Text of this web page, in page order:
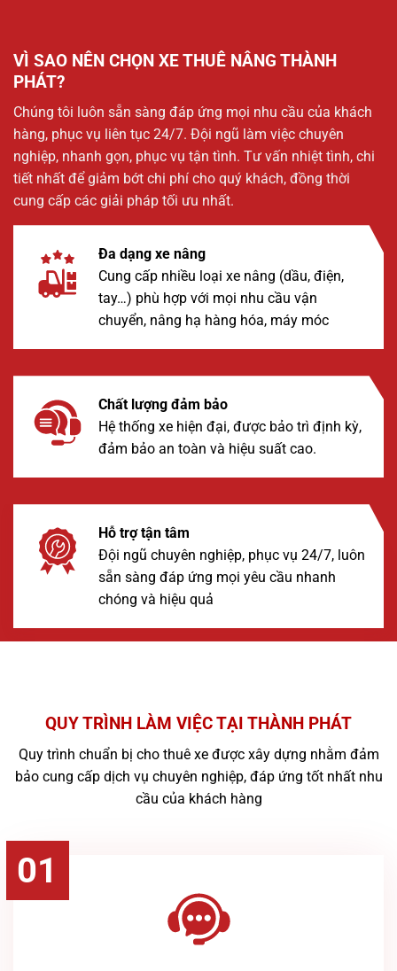
VÌ SAO NÊN CHỌN XE THUÊ NÂNG THÀNH
PHÁT?
Chúng tôi luôn sẵn sàng đáp ứng mọi nhu cầu của khách
hàng, phục vụ liên tục 24/7. Đội ngũ làm việc chuyên
nghiệp, nhanh gọn, phục vụ tận tình. Tư vấn nhiệt tình, chi
tiết nhất để giảm bớt chi phí cho quý khách, đồng thời
cung cấp các giải pháp tối ưu nhất.
Đa dạng xe nâng
Cung cấp nhiều loại xe nâng (dầu, điện,
tay…) phù hợp với mọi nhu cầu vận
chuyển, nâng hạ hàng hóa, máy móc
Chất lượng đảm bảo
Hệ thống xe hiện đại, được bảo trì định kỳ,
đảm bảo an toàn và hiệu suất cao.
Hỗ trợ tận tâm
Đội ngũ chuyên nghiệp, phục vụ 24/7, luôn
sẵn sàng đáp ứng mọi yêu cầu nhanh
chóng và hiệu quả
QUY TRÌNH LÀM VIỆC TẠI THÀNH PHÁT
Quy trình chuẩn bị cho thuê xe được xây dựng nhằm đảm
bảo cung cấp dịch vụ chuyên nghiệp, đáp ứng tốt nhất nhu
cầu của khách hàng
01